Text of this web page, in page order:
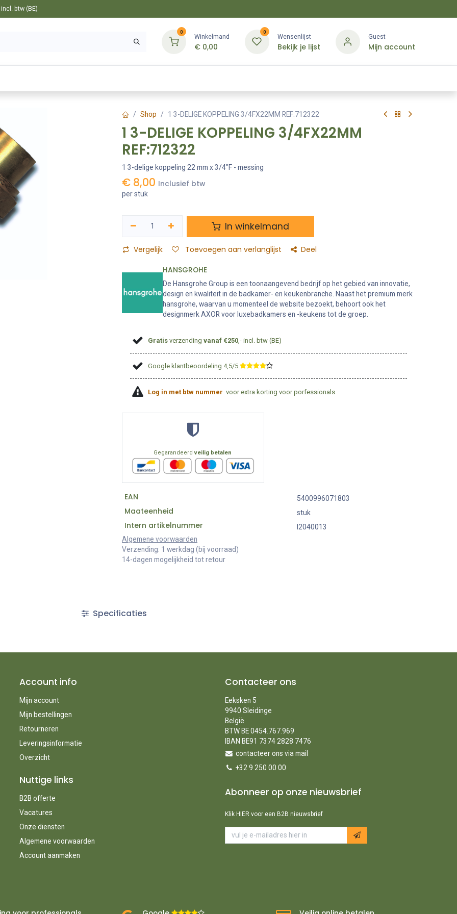
btw (BE)
0
Winkelmand
€ 0,00
0
Wensenlijst
Bekijk je lijst
Guest
Mijn account
Shop 1 3-DELIGE KOPPELING 3/4FX22MM REF:712322
1 3-DELIGE KOPPELING 3/4FX22MM
REF:712322
1 3-delige koppeling 22 mm x 3/4"F - messing
€ 8,00 Inclusief btw
per stuk
In winkelmand
Vergelijk Toevoegen aan verlanglijst Deel
HANSGROHE
De Hansgrohe Group is een toonaangevend bedrijf op het gebied van innovatie,
design en kwaliteit in de badkamer- en keukenbranche. Naast het premium merk
hansgrohe, waarvan u momenteel de website bezoekt, behoort ook het
designmerk AXOR voor luxebadkamers en -keukens tot de groep.
Gratis verzendingvanaf €250 ,- incl. btw (BE)
Google klantbeoordeling 4,5/5 ​
Log in met btw nummer voor extra korting voor porfessionals
Gegarandeerdveilig betalen
EAN 5400996071803
Maateenheid stuk
Intern artikelnummer
I2040013
Algemene voorwaarden
Verzending: 1 werkdag (bij voorraad)
14-dagen mogelijkheid tot retour
Specificaties
Account info
Mijn account
Mijn bestellingen
Retourneren
Leveringsinformatie
Overzicht
Nuttige links
B2B offerte
Vacatures
Onze diensten
Algemene voorwaarden
Account aanmaken
Contacteer ons
Eeksken 5
9940 Sleidinge
België
BTW BE 0454.767.969
IBAN BE91 7374 2828 7476
contacteer ons via mail
+32 9 250 00 00
Abonneer op onze nieuwsbrief
Klik HIER voor een B2B nieuwsbrief